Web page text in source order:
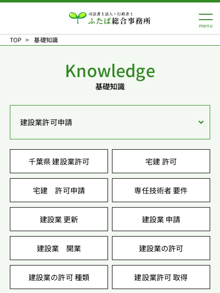
TOP 基礎知識
Knowledge
基礎知識
建設業許可申請
千葉県 建設業許可 宅建 許可
宅建 許可申請 専任技術者 要件
建設業 更新 建設業 申請
建設業 開業 建設業の許可
建設業の許可 種類 建設業許可 取得